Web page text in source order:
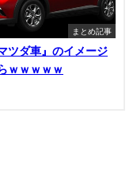
まとめ記事
ツダ車』のイメージ
ｗｗｗｗｗ